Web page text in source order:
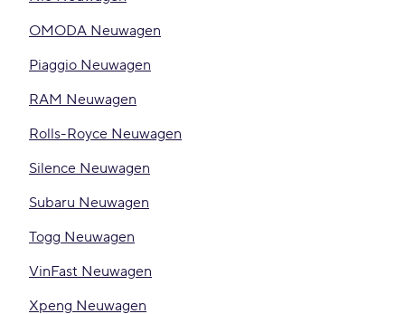
OMODA Neuwagen
Piaggio Neuwagen
RAM Neuwagen
Rolls-Royce Neuwagen
Silence Neuwagen
Subaru Neuwagen
Togg Neuwagen
VinFast Neuwagen
Xpeng Neuwagen